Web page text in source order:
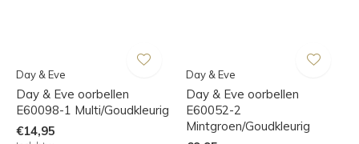
Day & Eve
Day & Eve oorbellen
E60098-1 Multi/Goudkleurig
€14,95
Day & Eve
Day & Eve oorbellen
E60052-2
Mintgroen/Goudkleurig